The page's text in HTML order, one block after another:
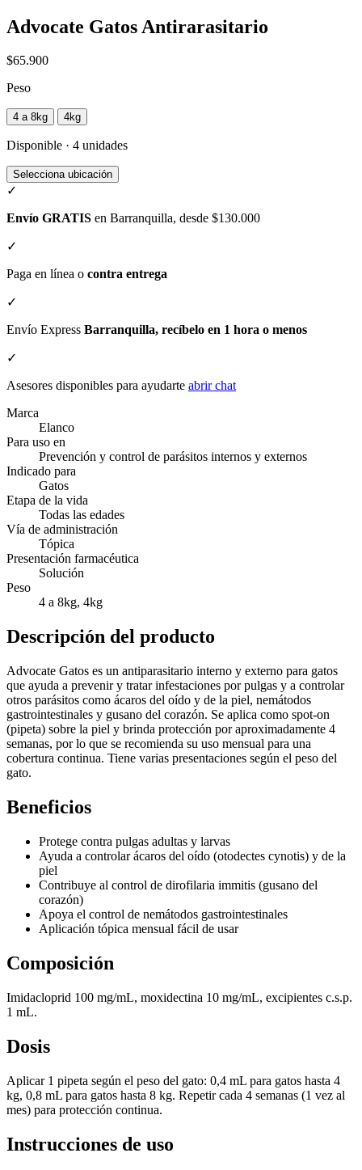
Advocate Gatos Antirarasitario
$65.900
Peso
4 a 8kg 4kg
Disponible · 4 unidades
Selecciona ubicación
✓
Envío GRATIS en Barranquilla, desde $130.000
✓
Paga en línea o contra entrega
✓
Envío Express Barranquilla, recíbelo en 1 hora o menos
✓
Asesores disponibles para ayudarte abrir chat
Marca
Elanco
Para uso en
Prevención y control de parásitos internos y externos
Indicado para
Gatos
Etapa de la vida
Todas las edades
Vía de administración
Tópica
Presentación farmacéutica
Solución
Peso
4 a 8kg, 4kg
Descripción del producto
Advocate Gatos es un antiparasitario interno y externo para gatos
que ayuda a prevenir y tratar infestaciones por pulgas y a controlar
otros parásitos como ácaros del oído y de la piel, nemátodos
gastrointestinales y gusano del corazón. Se aplica como spot-on
(pipeta) sobre la piel y brinda protección por aproximadamente 4
semanas, por lo que se recomienda su uso mensual para una
cobertura continua. Tiene varias presentaciones según el peso del
gato.
Beneficios
Protege contra pulgas adultas y larvas
Ayuda a controlar ácaros del oído (otodectes cynotis) y de la
piel
Contribuye al control de dirofilaria immitis (gusano del
corazón)
Apoya el control de nemátodos gastrointestinales
Aplicación tópica mensual fácil de usar
Composición
Imidacloprid 100 mg/mL, moxidectina 10 mg/mL, excipientes c.s.p.
1 mL.
Dosis
Aplicar 1 pipeta según el peso del gato: 0,4 mL para gatos hasta 4
kg, 0,8 mL para gatos hasta 8 kg. Repetir cada 4 semanas (1 vez al
mes) para protección continua.
Instrucciones de uso